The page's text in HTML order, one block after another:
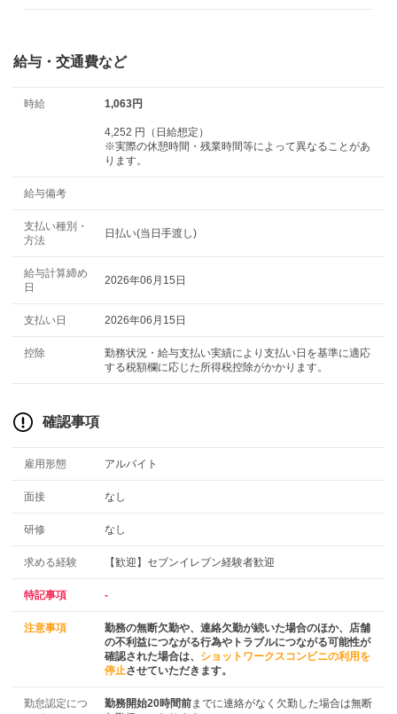
給与・交通費など
時給 1,063円
4,252 円（日給想定）
※実際の休憩時間・残業時間等によって異なることがあ
ります。
給与備考
支払い種別・
方法
日払い(当日手渡し)
給与計算締め
日
2026年06月15日
支払い日 2026年06月15日
控除
勤務状況・給与支払い実績により支払い日を基準に適応
する税額欄に応じた所得税控除がかかります。
確認事項
雇用形態 アルバイト
面接 なし
研修 なし
求める経験 【歓迎】セブンイレブン経験者歓迎
特記事項 -
注意事項
勤務の無断欠勤や、連絡欠勤が続いた場合のほか、店舗
の不利益につながる行為やトラブルにつながる可能性が
確認された場合は、 ショットワークスコンビニの利用を
停止させていただきます。
勤怠認定につ
勤務開始20時間前までに連絡がなく欠勤した場合は無断